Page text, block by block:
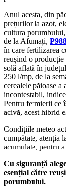
Anul acesta, din
prețurilor la azot,
cultura
de la Afumați,
în care fertilizarea
reușind o producție
solă aflată în
250 l/mp, de la
cerealele păioase
incontestabil,
Pentru fermierii ce
acivă, acest hibrid
Condițiile meteo
cumpătate, atenția
acumulate, pentru
Cu siguranță
esențial către
porumbului.